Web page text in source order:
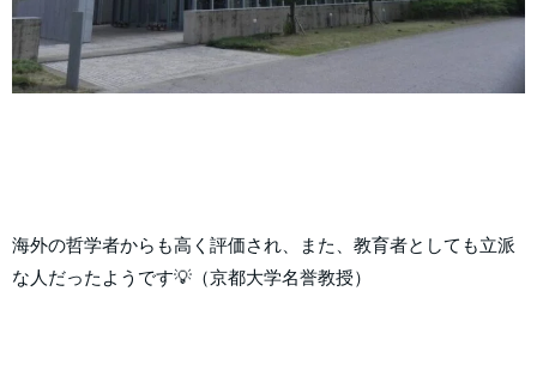
海外の哲学者からも高く評価され、また、教育者としても立派
な人だったようです💡（京都大学名誉教授）